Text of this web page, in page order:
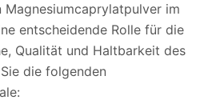
Magnesiumcaprylatpulver im
entscheidende Rolle für die
Qualität und Haltbarkeit des
die folgenden